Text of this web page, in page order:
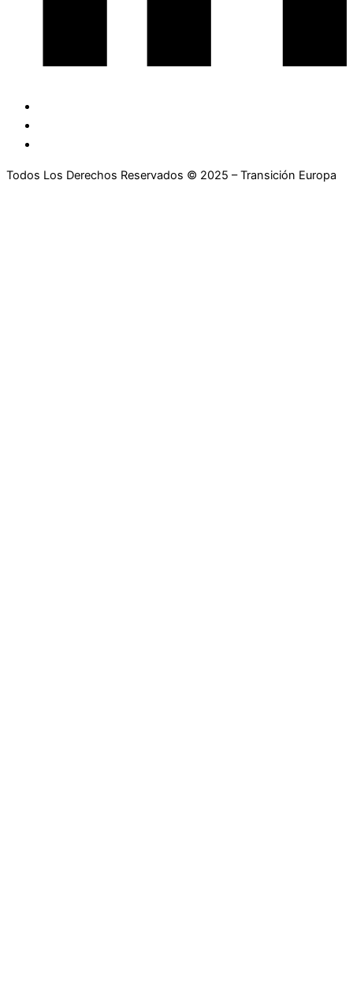
Todos Los Derechos Reservados © 2025 – Transición Europa